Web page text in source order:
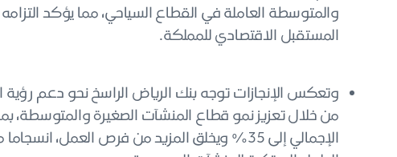
والمتوسطة العاملة في القطاع السياحي، مما يؤكد
المستقبل الاقتصادي للمملكة.
من خلال تعزيز نمو قطاع المنشآت الصغيرة والمتوسطة،
الإجمالي إلى 35% ويخلق المزيد من فرص